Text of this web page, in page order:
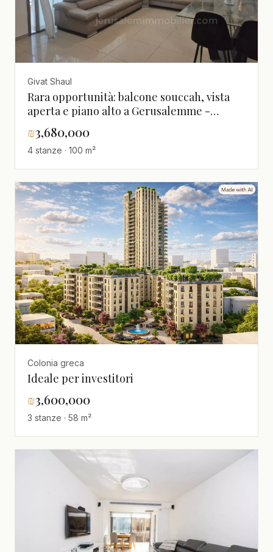
Givat Shaul
Rara opportunità: balcone souccah, vista
aperta e piano alto a Gerusalemme -
JERUSALEM IMMOBILIER 026786595
₪3,680,000
4 stanze · 100 m²
Colonia greca
Ideale per investitori
₪3,600,000
3 stanze · 58 m²